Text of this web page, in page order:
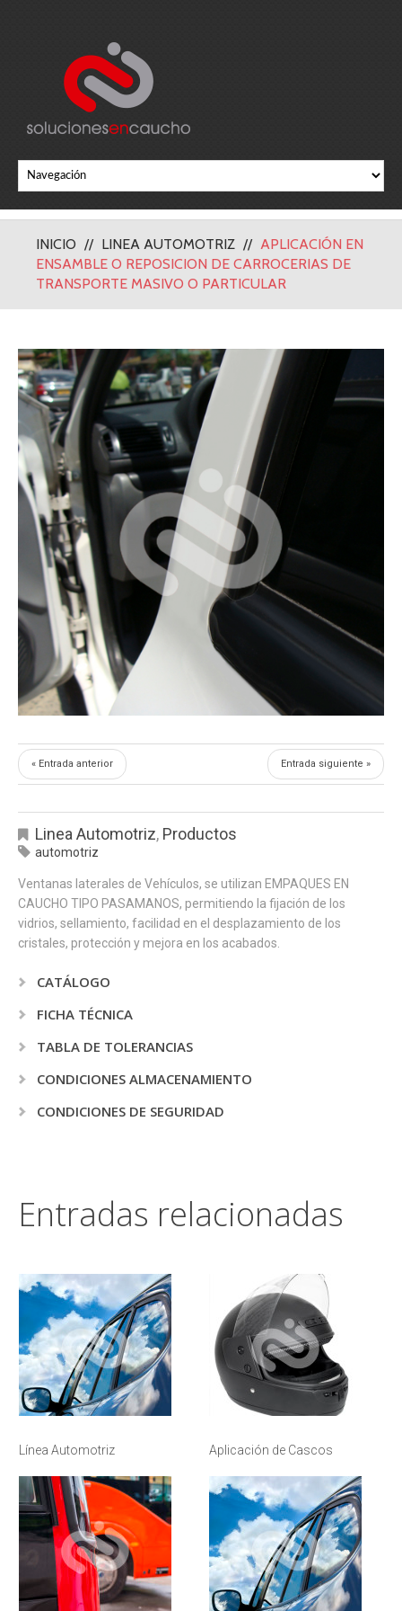
INICIO LINEA AUTOMOTRIZ
APLICACIÓN EN
ENSAMBLE O REPOSICION DE CARROCERIAS DE
TRANSPORTE MASIVO O PARTICULAR
« Entrada anterior Entrada siguiente »
Linea Automotriz, Productos
automotriz
Ventanas laterales de Vehículos, se utilizan EMPAQUES EN
CAUCHO TIPO PASAMANOS, permitiendo la fijación de los
vidrios, sellamiento, facilidad en el desplazamiento de los
cristales, protección y mejora en los acabados.
CATÁLOGO
FICHA TÉCNICA
TABLA DE TOLERANCIAS
CONDICIONES ALMACENAMIENTO
CONDICIONES DE SEGURIDAD
Entradas relacionadas
Línea Automotriz Aplicación de Cascos